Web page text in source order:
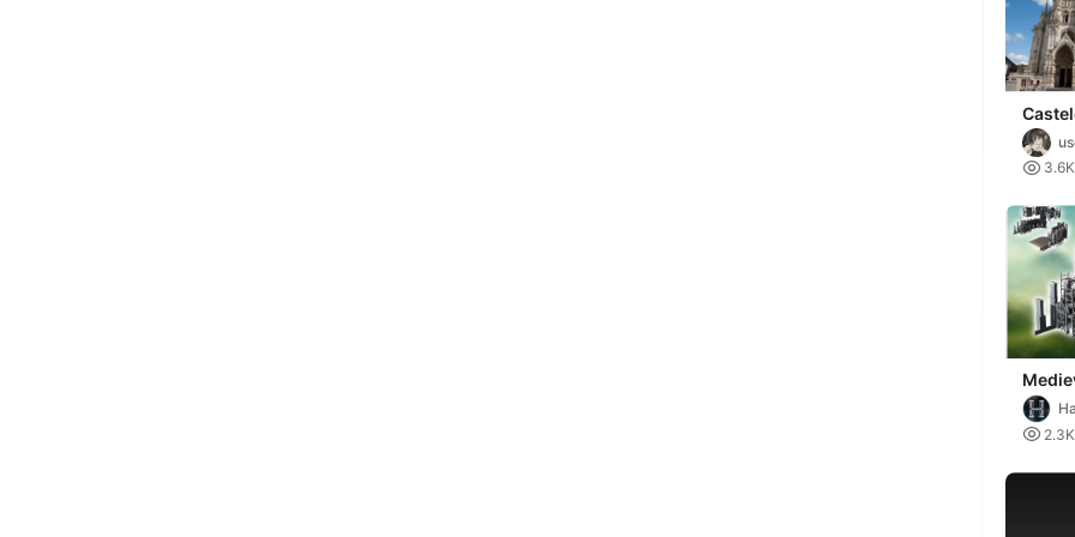
Gótico
0
 3.6K
 2.3K